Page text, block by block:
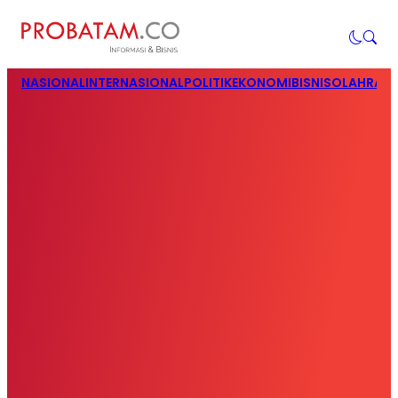
NASIONALINTERNASIONALPOLITIKEKONOMIBISNIS